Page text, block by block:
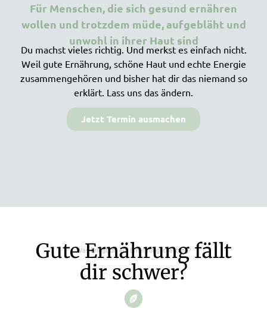
Für Menschen, die sich gesund ernähren
wollen und trotzdem müde, aufgebläht und
unwohl in ihrer Haut sind
Du machst vieles richtig. Und merkst es einfach nicht.
Weil gute Ernährung, schöne Haut und echte Energie
zusammengehören und bisher hat dir das niemand so
erklärt. Lass uns das ändern.
Jetzt Termin ausmachen
Was bringt dir ein Ernährungscoaching?
Gute Ernährung fällt
dir schwer?